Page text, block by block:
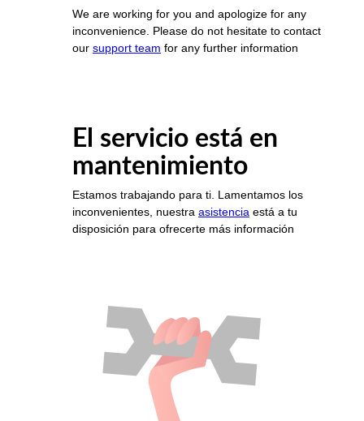
We are working for you and apologize for any
inconvenience. Please do not hesitate to contact
our support team for any further information
El servicio está en
mantenimiento
Estamos trabajando para ti. Lamentamos los
inconvenientes, nuestra asistencia está a tu
disposición para ofrecerte más información